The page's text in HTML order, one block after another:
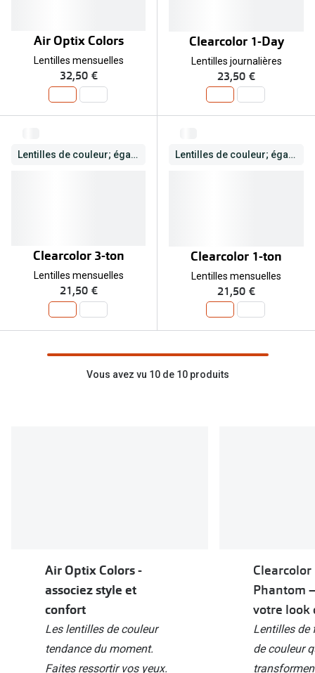
Air Optix Colors
Lentilles mensuelles
32,50 €
Clearcolor 1-Day
Lentilles journalières
23,50 €
Lentilles de couleur; également correctrices
Clearcolor 3-ton
Lentilles mensuelles
21,50 €
Lentilles de couleur; également correctrices
Clearcolor 1-ton
Lentilles mensuelles
21,50 €
Vous avez vu 10 de 10 produits
Air Optix Colors -
associez style et
confort
Les lentilles de couleur
tendance du moment.
Faites ressortir vos yeux.
Clearcolor
Phantom
votre look
Lentilles de
de couleur